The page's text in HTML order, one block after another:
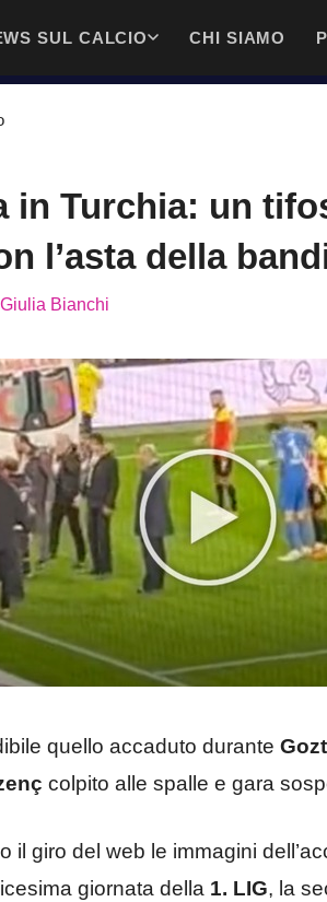
SUL CALCIO CHI SIAMO
in Turchia: un
l’asta della
Giulia Bianchi
quello accaduto durante
colpito alle spalle e gara
il giro del web le immagini
giornata della 1. LIG, la